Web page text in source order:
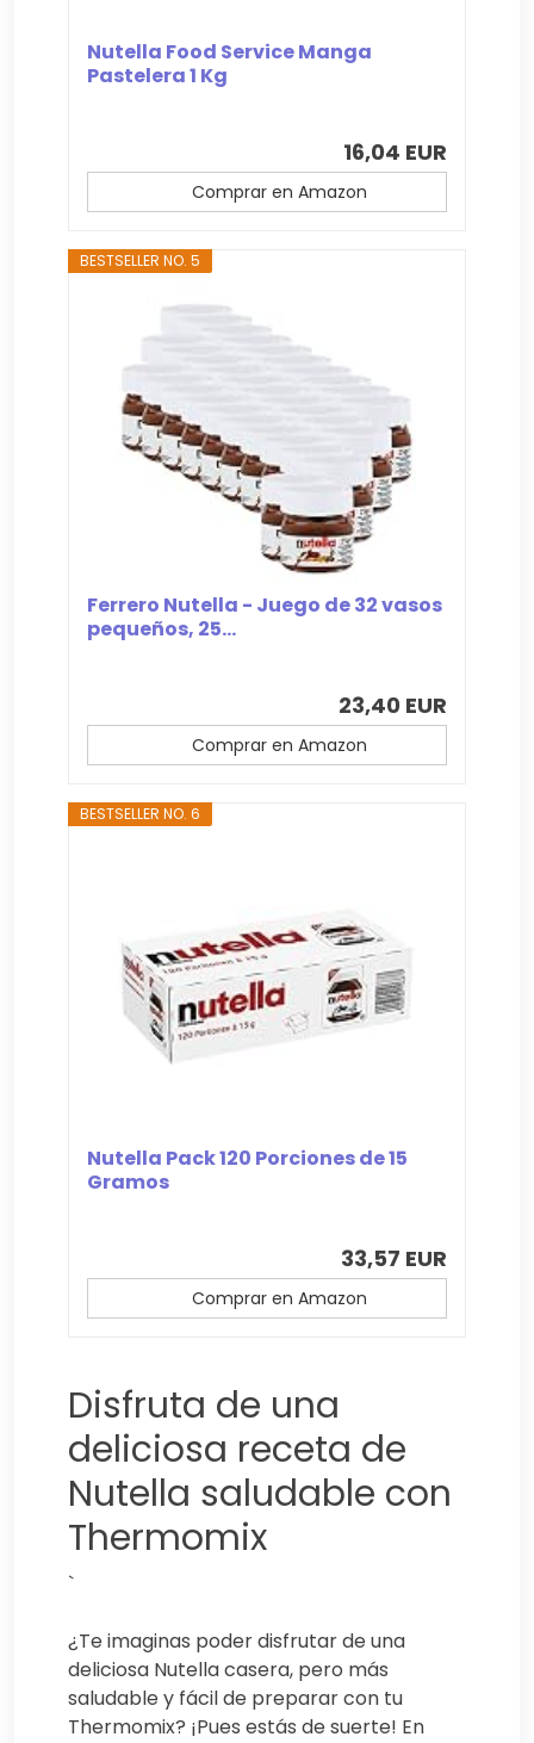
Nutella Food Service Manga
Pastelera 1 Kg
16,04 EUR
Comprar en Amazon
BESTSELLER NO. 5
Ferrero Nutella - Juego de 32 vasos
pequeños, 25...
23,40 EUR
Comprar en Amazon
BESTSELLER NO. 6
Nutella Pack 120 Porciones de 15
Gramos
33,57 EUR
Comprar en Amazon
Disfruta de una
deliciosa receta de
Nutella saludable con
Thermomix
`
¿Te imaginas poder disfrutar de una
deliciosa Nutella casera, pero más
saludable y fácil de preparar con tu
Thermomix? ¡Pues estás de suerte! En